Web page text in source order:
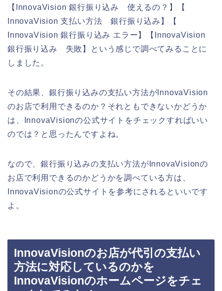
【InnovaVision 銀行振り込み 使えるの？】【
InnovaVision 支払い方法 銀行振り込み】【
InnovaVision 銀行振り込み エラー】【InnovaVision
銀行振り込み 失敗】という感じで調べてみることに
しました。
その結果、銀行振り込みの支払い方法がInnovaVision
のお店で利用できるのか？それともできないかどうか
は、InnovaVisionの公式サイトをチェックすればいい
のでは？と思ったんですよね。
なので、銀行振り込みの支払い方法がInnovaVisionの
お店で利用できるのかどうかを調べている方は、
InnovaVisionの公式サイトを参考にされるといいです
よ。
InnovaVisionのお店が代引の支払い
方法に対応しているのかを
InnovaVisionのホームページをチェ